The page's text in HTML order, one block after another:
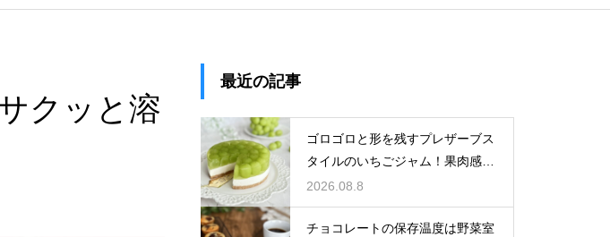
クッと溶
最近の記事
ゴロゴロと形を残すプレザーブス
タイルのいちごジャム！果肉感を
たっぷり楽しむ美味しいレシピ
2026.08.8
チョコレートの保存温度は野菜室